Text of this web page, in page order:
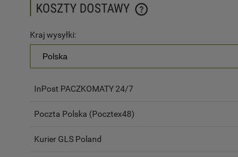
KOSZTY DOSTAWY
Kraj wysyłki:
InPost PACZKOMATY 24/7
Poczta Polska (Pocztex48)
Kurier GLS Poland